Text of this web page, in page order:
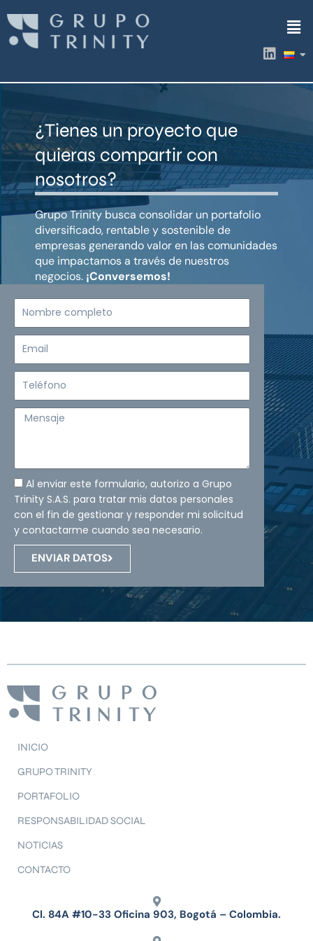
contenido
L
i
k
i
¿Tienes un proyecto que
quieras compartir con
nosotros?
Grupo Trinity busca consolidar un portafolio
diversificado, rentable y sostenible de
empresas generando valor en las comunidades
que impactamos a través de nuestros
negocios. ¡Conversemos!
Mensaje
Al enviar este formulario, autorizo a Grupo
Trinity S.A.S. para tratar mis datos personales
con el fin de gestionar y responder mi solicitud
y contactarme cuando sea necesario.
ENVIAR DATOS
INICIO
GRUPO TRINITY
PORTAFOLIO
RESPONSABILIDAD SOCIAL
NOTICIAS
CONTACTO
Cl. 84A #10-33 Oficina 903, Bogotá – Colombia.